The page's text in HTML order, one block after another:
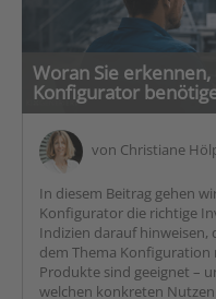
Woran Sie erkennen,
Konfigurator
von Christiane
In diesem Beitrag gehen
Konfigurator die richtige
Indizien darauf hinweisen,
dem Thema Konfiguration
Produkte sind geeignet –
welchen konkreten